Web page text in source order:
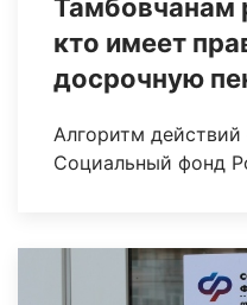
Тамбовчанам
кто имеет
досрочную
Алгоритм действий
Социальный фонд